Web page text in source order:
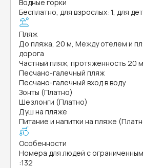
Водные горки
Бесплатно, для взрослых: 1, для
Пляж
До пляжа, 20 м, Между отелем и
дорога
Частный пляж, протяженность 20 м
Песчано-галечный пляж
Песчано-галечный вход в воду
Зонты (Платно)
Шезлонги (Платно)
Душ на пляже
Питание и напитки на пляже
Особенности
Номера для людей с
:132